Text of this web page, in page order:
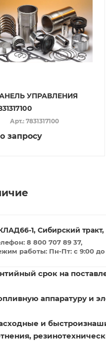
УПРАВЛЕНИЯ
Арт.: 7831317100
запросу
1, Сибирский
8 800 707 89 37,
работы: Пн-Пт: с 9:00 до
срок на
аппаратуру и
и